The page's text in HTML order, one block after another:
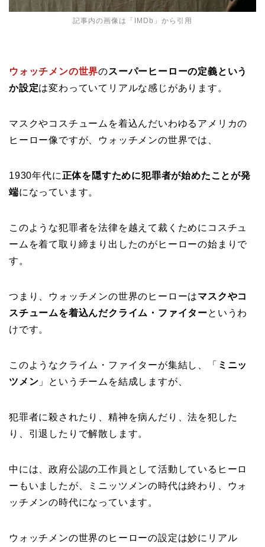
記事内の画像は「 IMDb 」から引用
ウォッチメンの世界のスーパーヒーローの定義という
か設定は変わっていてリアルな感じがあります。
マスクやコスチュームを着込んだいわゆるアメリカの
ヒーロー像ですが、ウォッチメンの世界では、
1930年代に 正体を隠すために犯罪者が始めたことが発
端になっています。
このような犯罪者を法律を越えて裁くためにコスチュ
ームを着て取り締まり出したのがヒーローの始まりで
す。
つまり、ウォッチメンの世界のヒーローはマスクやコ
スチュームを着込んだクライム・ファイターというわ
けです。
このようなクライム・ファイターが集結し、「 ミニッ
ツメン 」というチームを結成しますが、
犯罪者に殺されたり、精神を病んだり、法を犯した
り、引退したりで解散します。
中には、政府公認の工作員として活動しているヒーロ
ーもいましたが、ミニッツメンの時代は終わり、ウォ
ッチメンの時代になっています。
ウォッチメンの世界のヒーローの設定は妙にリアル